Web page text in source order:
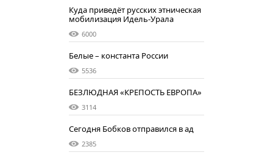
Куда приведёт русских этническая
мобилизация Идель-Урала
6000
Белые – константа России
5536
БЕЗЛЮДНАЯ «КРЕПОСТЬ ЕВРОПА»
3114
Сегодня Бобков отправился в ад
2385